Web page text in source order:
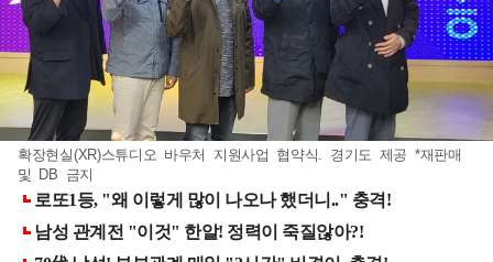
확장현실(XR)스튜디오 바우처 지원사업 협약식. 경기도 제공 *재판매
및 DB 금지